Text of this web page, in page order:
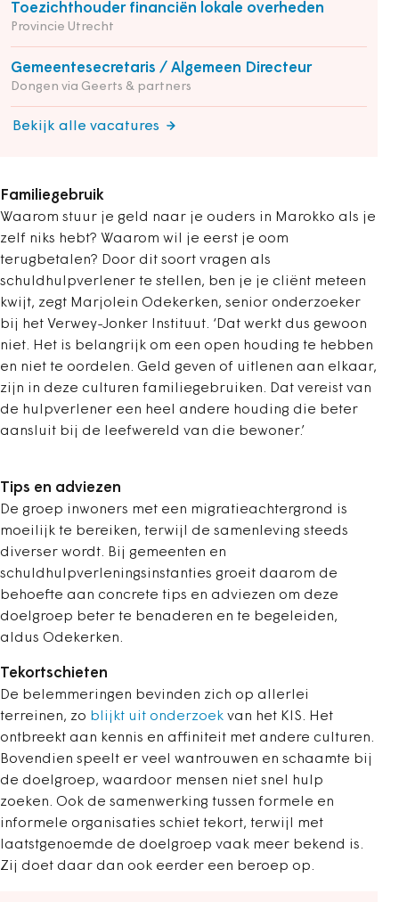
Toezichthouder financiën lokale overheden
Provincie Utrecht
Gemeentesecretaris / Algemeen Directeur
Dongen via Geerts & partners
Bekijk alle vacatures
Familiegebruik
Waarom stuur je geld naar je ouders in Marokko als je
zelf niks hebt? Waarom wil je eerst je oom
terugbetalen? Door dit soort vragen als
schuldhulpverlener te stellen, ben je je cliënt meteen
kwijt, zegt Marjolein Odekerken, senior onderzoeker
bij het Verwey-Jonker Instituut. ‘Dat werkt dus gewoon
niet. Het is belangrijk om een open houding te hebben
en niet te oordelen. Geld geven of uitlenen aan elkaar,
zijn in deze culturen familiegebruiken. Dat vereist van
de hulpverlener een heel andere houding die beter
aansluit bij de leefwereld van die bewoner.’
Tips en adviezen
De groep inwoners met een migratieachtergrond is
moeilijk te bereiken, terwijl de samenleving steeds
diverser wordt. Bij gemeenten en
schuldhulpverleningsinstanties groeit daarom de
behoefte aan concrete tips en adviezen om deze
doelgroep beter te benaderen en te begeleiden,
aldus Odekerken.
Tekortschieten
De belemmeringen bevinden zich op allerlei
terreinen, zo blijkt uit onderzoek van het KIS. Het
ontbreekt aan kennis en affiniteit met andere culturen.
Bovendien speelt er veel wantrouwen en schaamte bij
de doelgroep, waardoor mensen niet snel hulp
zoeken. Ook de samenwerking tussen formele en
informele organisaties schiet tekort, terwijl met
laatstgenoemde de doelgroep vaak meer bekend is.
Zij doet daar dan ook eerder een beroep op.